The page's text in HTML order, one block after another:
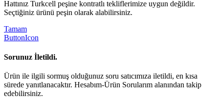
Hattınız Turkcell peşine kontratlı tekliflerimize uygun değildir.
Seçtiğiniz ürünü peşin olarak alabilirsiniz.
Tamam
ButtonIcon
Sorunuz İletildi.
Ürün ile ilgili sormuş olduğunuz soru satıcımıza iletildi, en kısa
sürede yanıtlanacaktır. Hesabım-Ürün Sorularım alanından takip
edebilirsiniz.